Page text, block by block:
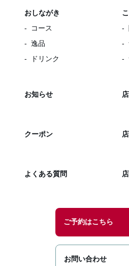
おしながき
コース
逸品
ドリンク
お知らせ
クーポン
よくある質問
ご予約はこちら
お問い合わせ